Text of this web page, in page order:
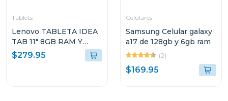
Tablets
Lenovo TABLETA IDEA
TAB 11" 8GB RAM Y
128GB
ALMACENAMIENTO
$279.95
Celulares
Samsung Celular galaxy
a17 de 128gb y 6gb ram
(2)
$169.95